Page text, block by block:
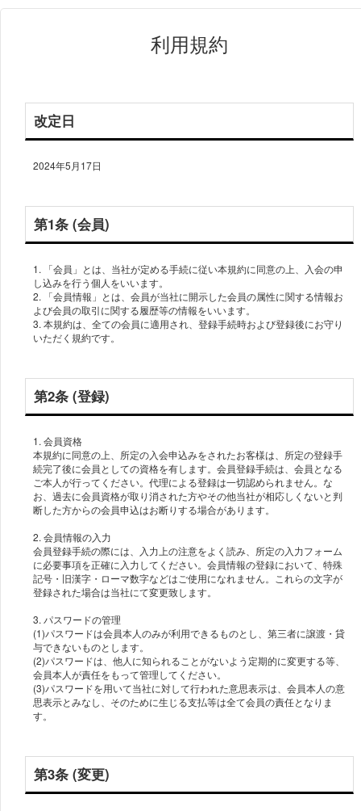
利用規約
改定日
2024年5月17日
第1条 (会員)
1. 「会員」とは、当社が定める手続に従い本規約に同意の上、入会の申
し込みを行う個人をいいます。
2. 「会員情報」とは、会員が当社に開示した会員の属性に関する情報お
よび会員の取引に関する履歴等の情報をいいます。
3. 本規約は、全ての会員に適用され、登録手続時および登録後にお守り
いただく規約です。
第2条 (登録)
1. 会員資格
本規約に同意の上、所定の入会申込みをされたお客様は、所定の登録手
続完了後に会員としての資格を有します。会員登録手続は、会員となる
ご本人が行ってください。代理による登録は一切認められません。な
お、過去に会員資格が取り消された方やその他当社が相応しくないと判
断した方からの会員申込はお断りする場合があります。
2. 会員情報の入力
会員登録手続の際には、入力上の注意をよく読み、所定の入力フォーム
に必要事項を正確に入力してください。会員情報の登録において、特殊
記号・旧漢字・ローマ数字などはご使用になれません。これらの文字が
登録された場合は当社にて変更致します。
3. パスワードの管理
(1)パスワードは会員本人のみが利用できるものとし、第三者に譲渡・貸
与できないものとします。
(2)パスワードは、他人に知られることがないよう定期的に変更する等、
会員本人が責任をもって管理してください。
(3)パスワードを用いて当社に対して行われた意思表示は、会員本人の意
思表示とみなし、そのために生じる支払等は全て会員の責任となりま
す。
第3条 (変更)